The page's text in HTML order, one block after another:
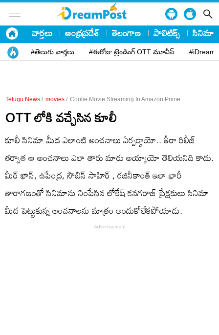
వార్తలు ఆంధ్రప్రదేశ్ తెలంగాణ పాలిటిక్స్ సినిమా
#తెలుగు వార్తలు #ఈరోజు ట్రెండింగ్ OTT మూవీస్
Telugu News / movies / Coolie Movie Streaming In Amazon Prime
OTT లోకి వచ్చేసిన కూలీ
కూలీ సినిమా మీద ఎలాంటి అంచనాలు ఏర్పడ్డాయో.. తీరా రిలీజ్
తర్వాత ఆ అంచనాలు ఎలా తారు మారు అయ్యాయో తెలియనిది కాదు.
మీర్ ఖాన్, ఉపేంద్ర, సౌబిన్ సాహిర్ , రజినీకాంత్ ఇలా భారీ
తారాగణంతో సినిమాను నింపేసిన లోకేష్ కనగరాజ్ ప్రేక్షకులు సినిమా
మీద పెట్టుకున్న అంచనాలను మాత్రం అందుకోలేకపోయాడు.